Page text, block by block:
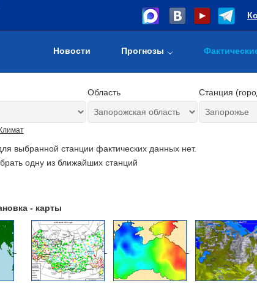
Новости Прогнозы
Область Станция
Климат
выбранной станции фактических данных нет.
одну из ближайших станций
- карты